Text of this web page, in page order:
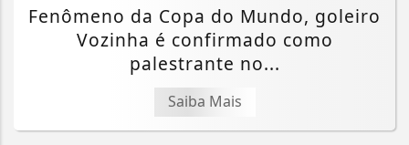
Fenômeno da Copa do Mundo, goleiro
Vozinha é confirmado como
palestrante no...
Saiba Mais